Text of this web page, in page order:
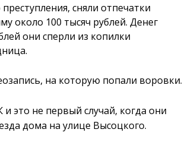
сняли отпечатки
около 100 тысяч рублей. Денег
они сперли из копилки
на которую попали воровки.
это не первый случай, когда они
дома на улице Высоцкого.